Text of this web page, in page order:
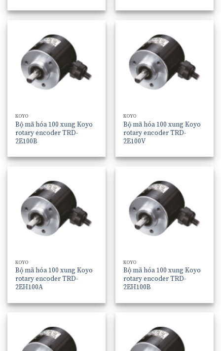
KOYO
Bộ mã hóa 100 xung Koyo
rotary encoder TRD-
2E100B
KOYO
Bộ mã hóa 100 xung Koyo
rotary encoder TRD-
2E100V
KOYO
Bộ mã hóa 100 xung Koyo
rotary encoder TRD-
2EH100A
KOYO
Bộ mã hóa 100 xung Koyo
rotary encoder TRD-
2EH100B